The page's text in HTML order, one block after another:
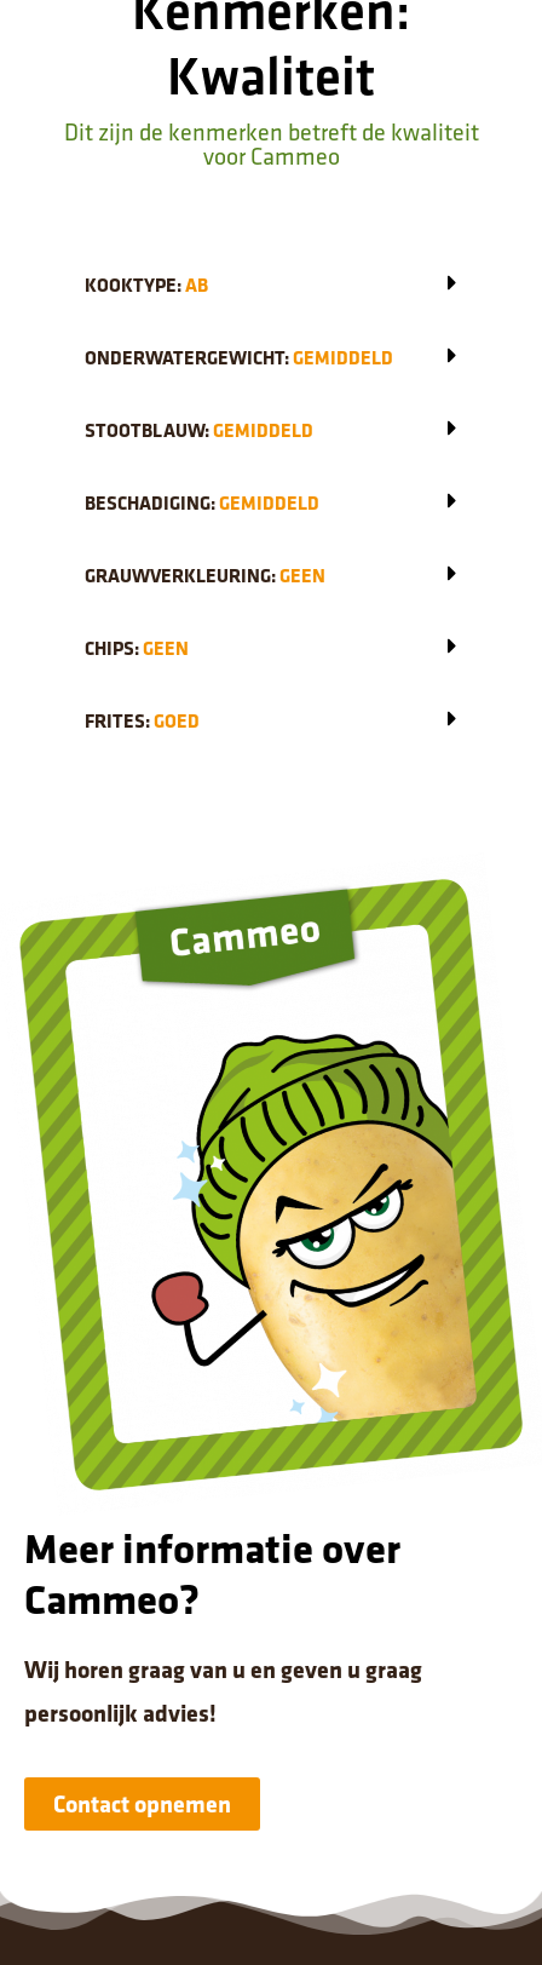
Kwaliteit
Dit zijn de kenmerken betreft de kwaliteit
voor Cammeo
KOOKTYPE:AB
ONDERWATERGEWICHT:GEMIDDELD
STOOTBLAUW:GEMIDDELD
BESCHADIGING:GEMIDDELD
GRAUWVERKLEURING:GEEN
CHIPS:GEEN
FRITES:GOED
Meer informatie over
Cammeo?
Wij horen graag van u en geven u graag
persoonlijk advies!
Contact opnemen